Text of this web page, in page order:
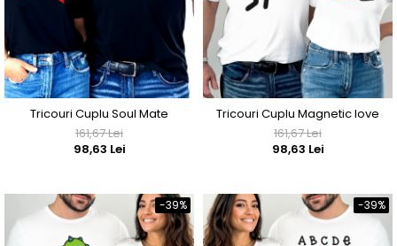
Tricouri Cuplu Soul Mate
161,67 Lei
98,63 Lei
Tricouri Cuplu Magnetic love
161,67 Lei
98,63 Lei
-39% -39%